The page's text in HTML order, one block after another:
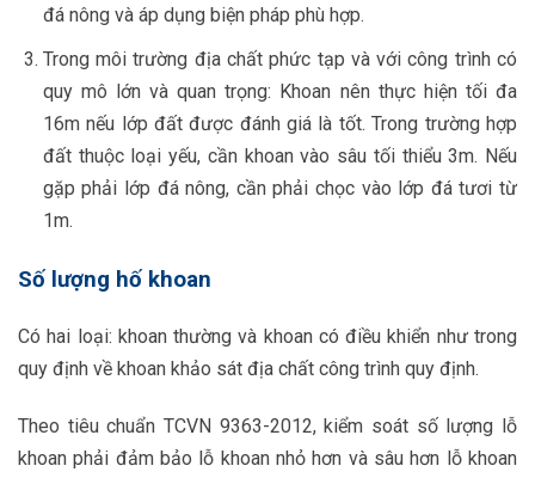
đá nông và áp dụng biện pháp phù hợp.
Trong môi trường địa chất phức tạp và với công trình có
quy mô lớn và quan trọng: Khoan nên thực hiện tối đa
16m nếu lớp đất được đánh giá là tốt. Trong trường hợp
đất thuộc loại yếu, cần khoan vào sâu tối thiểu 3m. Nếu
gặp phải lớp đá nông, cần phải chọc vào lớp đá tươi từ
1m.
Số lượng hố khoan
Có hai loại: khoan thường và khoan có điều khiển như trong
quy định về khoan khảo sát địa chất công trình quy định.
Theo tiêu chuẩn TCVN 9363-2012, kiểm soát số lượng lỗ
khoan phải đảm bảo lỗ khoan nhỏ hơn và sâu hơn lỗ khoan